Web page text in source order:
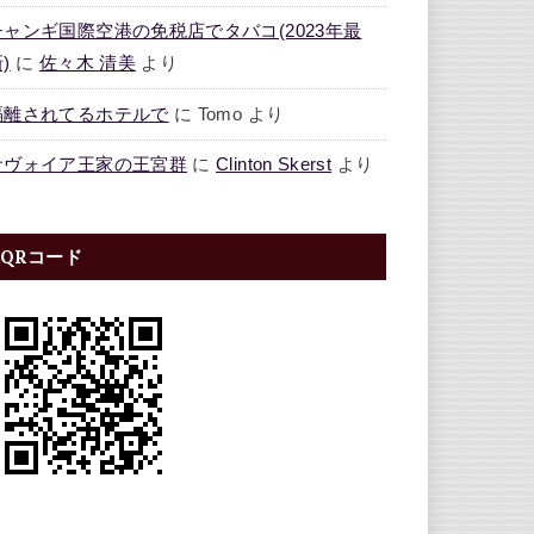
ャンギ国際空港の免税店でタバコ(2023年最
に 佐々木 清美 より
離されてるホテルで に Tomo より
ヴォイア王家の王宮群 にClinton Skerst より
QRコード